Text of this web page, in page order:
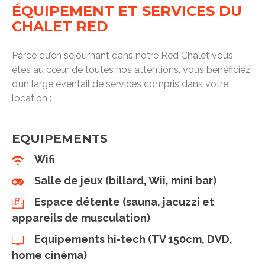
ÉQUIPEMENT ET SERVICES DU
CHALET RED
Parce qu’en séjournant dans notre Red Chalet vous
êtes au cœur de toutes nos attentions, vous bénéficiez
d’un large éventail de services compris dans votre
location :
EQUIPEMENTS
Wifi
Salle de jeux (billard, Wii, mini bar)
Espace détente (sauna, jacuzzi et
appareils de musculation)
Equipements hi-tech (TV 150cm, DVD,
home cinéma)